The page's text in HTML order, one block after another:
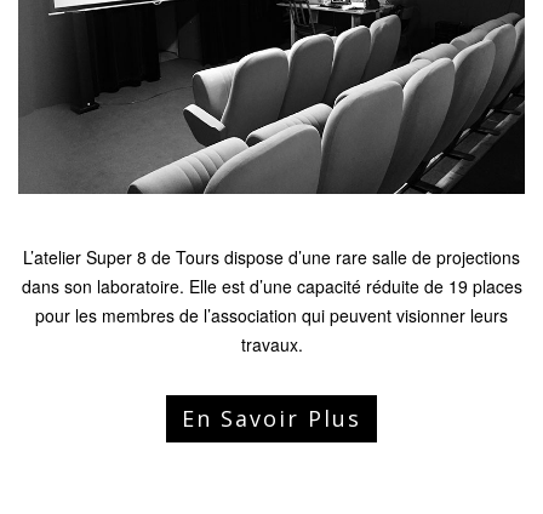
L’atelier Super 8 de Tours dispose d’une rare salle de projections
dans son laboratoire. Elle est d’une capacité réduite de 19 places
pour les membres de l’association qui peuvent visionner leurs
travaux.
En Savoir Plus